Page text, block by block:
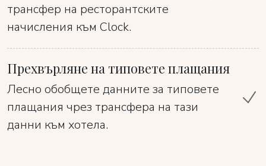
трансфер на ресторантските
начисления към Clock.
Прехвърляне на типовете плащания
Лесно обобщете данните за типовете
плащания чрез трансфера на тази
данни към хотела.